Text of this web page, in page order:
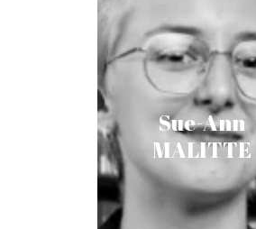
Sue-Ann
MALITTE
littérature à l’École
Supérieure. Elle travaille
poétesses ouvrières au
siècle, au sujet
termine cette année
mémoire sous la
Thomas Conrad, après
organisé un séminaire
l’ENS
uvrières et
littérature au XIXe
et effectué un stage à la